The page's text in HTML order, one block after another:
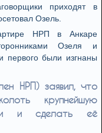
приходят в
Озель.
НРП в Анкаре
Озеля и
первого были изгнаны
НРП) заявил, что
крупнейшую
и сделать её